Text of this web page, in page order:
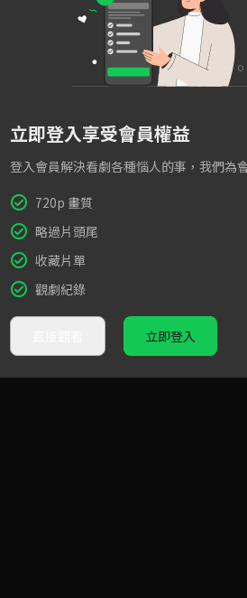
翰攜手為「無罪」奮鬥到底！
兒伸冤
創新版留言功能！
立即登入享受會員權益
登入會員解決看劇各種惱人的事，我們為
720p 畫質
略過片頭尾
收藏片單
觀劇紀錄
立即登入